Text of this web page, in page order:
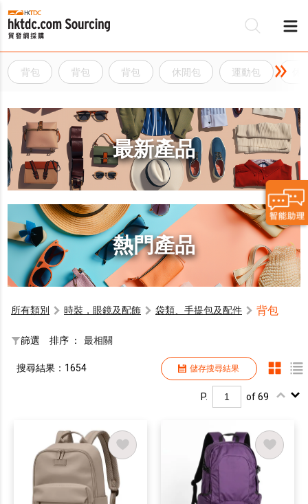
背包 背包 背包 休閒包 運動包
最新產品
熱門產品
所有類別 時裝，眼鏡及配飾 袋類、手提包及配件 背包
篩選 排序 ： 最相關
儲存搜尋結果
搜尋結果：1654
P. of 69